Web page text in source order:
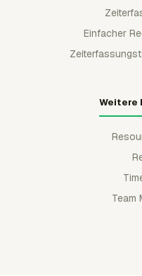
Einfacher
Weitere
Team